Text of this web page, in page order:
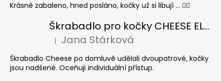
Krásně zabaleno, hned posláno, kočky už si libují ... 👍🏻
Škrabadlo pro kočky CHEESE ELIPSE colour
Hodnocení produktu je 5 z 5 hvězdiček.
| Jana Stárková
Škrabadlo Cheese po domluvě udělali dvoupatrové, kočky
jsou nadšené. Oceňuji individuální přístup.